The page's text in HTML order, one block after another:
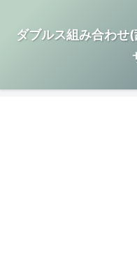
ダブルス組み合わせ